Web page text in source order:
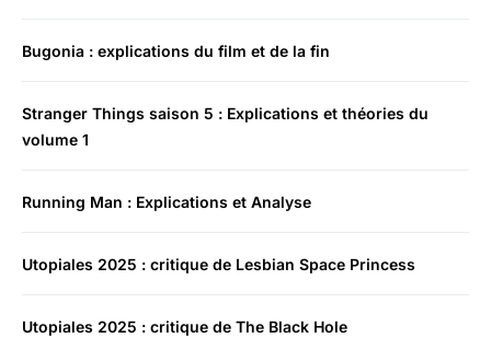
Bugonia : explications du film et de la fin
Stranger Things saison 5 : Explications et théories du
volume 1
Running Man : Explications et Analyse
Utopiales 2025 : critique de Lesbian Space Princess
Utopiales 2025 : critique de The Black Hole